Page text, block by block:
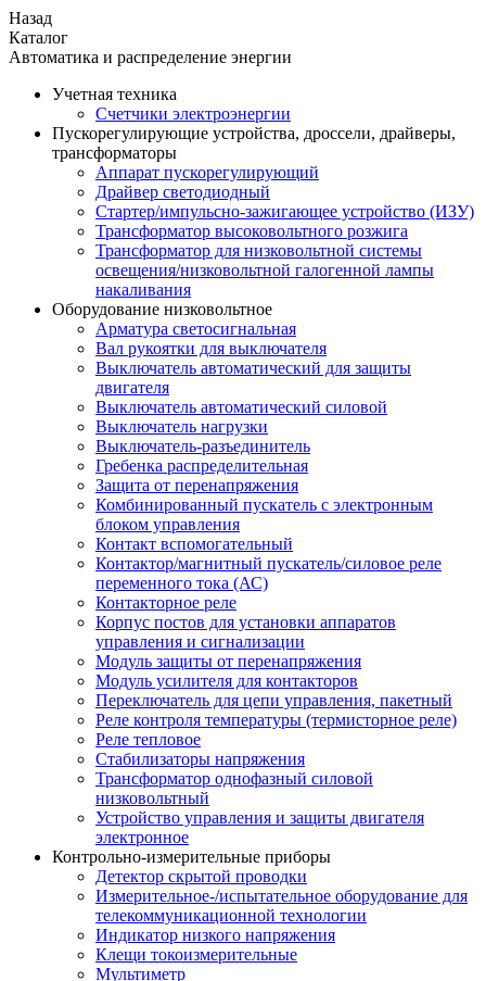
Назад
Каталог
Автоматика и распределение энергии
Учетная техника
Счетчики электроэнергии
Пускорегулирующие устройства, дроссели, драйверы,
трансформаторы
Аппарат пускорегулирующий
Драйвер светодиодный
Стартер/импульсно-зажигающее устройство (ИЗУ)
Трансформатор высоковольтного розжига
Трансформатор для низковольтной системы
освещения/низковольтной галогенной лампы
накаливания
Оборудование низковольтное
Арматура светосигнальная
Вал рукоятки для выключателя
Выключатель автоматический для защиты
двигателя
Выключатель автоматический силовой
Выключатель нагрузки
Выключатель-разъединитель
Гребенка распределительная
Защита от перенапряжения
Комбинированный пускатель с электронным
блоком управления
Контакт вспомогательный
Контактор/магнитный пускатель/силовое реле
переменного тока (АС)
Контакторное реле
Корпус постов для установки аппаратов
управления и сигнализации
Модуль защиты от перенапряжения
Модуль усилителя для контакторов
Переключатель для цепи управления, пакетный
Реле контроля температуры (термисторное реле)
Реле тепловое
Стабилизаторы напряжения
Трансформатор однофазный силовой
низковольтный
Устройство управления и защиты двигателя
электронное
Контрольно-измерительные приборы
Детектор скрытой проводки
Измерительное-/испытательное оборудование для
телекоммуникационной технологии
Индикатор низкого напряжения
Клещи токоизмерительные
Мультиметр